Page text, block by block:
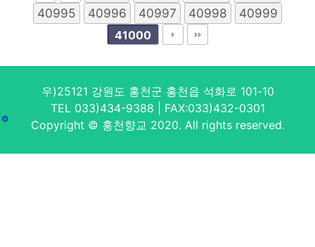
40995
40996 40997 40998 40999
41000
우)25121 강원도 홍천군 홍천읍 석화로 101-10
TEL 033)434-9388 | FAX:033)432-0301
Copyright © 홍천향교 2020. All rights reserved.